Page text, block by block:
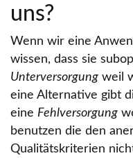
uns?
Wenn wir eine
wissen, dass sie
Unterversorgung weil
eine Alternative gibt
eine Fehlversorgung
benutzen die den
Qualitätskriterien